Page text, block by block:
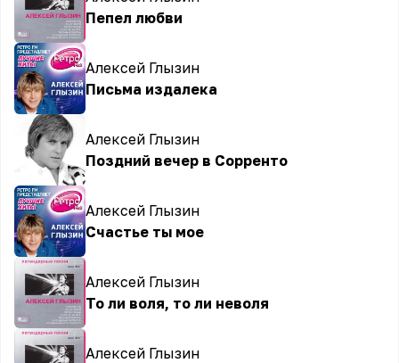
Пепел любви
Алексей Глызин
Письма издалека
Алексей Глызин
Поздний вечер в Сорренто
Алексей Глызин
Счастье ты мое
Алексей Глызин
То ли воля, то ли неволя
Алексей Глызин